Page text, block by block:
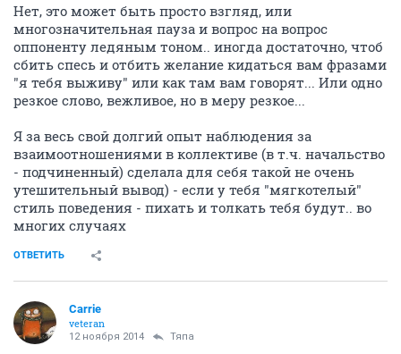
Нет, это может быть просто взгляд, или
многозначительная пауза и вопрос на вопрос
оппоненту ледяным тоном.. иногда достаточно, чтоб
сбить спесь и отбить желание кидаться вам фразами
"я тебя выживу" или как там вам говорят... Или одно
резкое слово, вежливое, но в меру резкое...
Я за весь свой долгий опыт наблюдения за
взаимоотношениями в коллективе (в т.ч. начальство
- подчиненный) сделала для себя такой не очень
утешительный вывод) - если у тебя "мягкотелый"
стиль поведения - пихать и толкать тебя будут.. во
многих случаях
ОТВЕТИТЬ
Carrie
veteran
12 ноября 2014 Тяпа